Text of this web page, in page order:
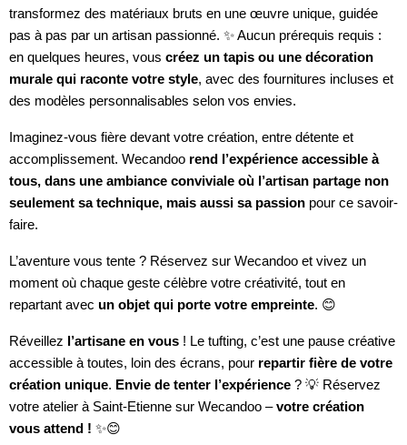
transformez des matériaux bruts en une œuvre unique, guidée
pas à pas par un artisan passionné. ✨ Aucun prérequis requis :
en quelques heures, vous créez un tapis ou une décoration
murale qui raconte votre style, avec des fournitures incluses et
des modèles personnalisables selon vos envies.
Imaginez-vous fière devant votre création, entre détente et
accomplissement. Wecandoo rend l’expérience accessible à
tous, dans une ambiance conviviale où l’artisan partage non
seulement sa technique, mais aussi sa passion pour ce savoir-
faire.
L’aventure vous tente ? Réservez sur Wecandoo et vivez un
moment où chaque geste célèbre votre créativité, tout en
repartant avec un objet qui porte votre empreinte. 😊
Réveillez l’artisane en vous ! Le tufting, c’est une pause créative
accessible à toutes, loin des écrans, pour repartir fière de votre
création unique. Envie de tenter l’expérience ? 💡 Réservez
votre atelier à Saint-Etienne sur Wecandoo –votre création
vous attend ! ✨😊